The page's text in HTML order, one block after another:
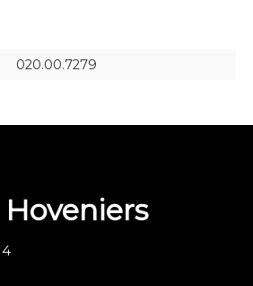
020.00.7279